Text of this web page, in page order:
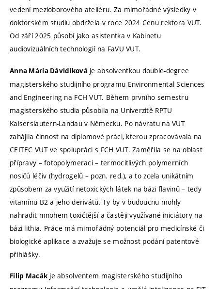
vedení mezioborového ateliéru. Za mimořádné výsledky v
doktorském studiu obdržela v roce 2024 Cenu rektora VUT.
Od září 2025 působí jako asistentka v Kabinetu
audiovizuálních technologií na FaVU VUT.
Anna Mária Dávidíkováje absolventkou double-degree
magisterského studijního programu Environmental Sciences
and Engineering na FCH VUT. Během prvního semestru
magisterského studia působila na Univerzitě RPTU
Kaiserslautern-Landau v Německu. Po návratu na VUT
zahájila činnost na diplomové práci, kterou zpracovávala na
CEITEC VUT ve spolupráci s FCH VUT. Zaměřila se na oblast
přípravy – fotopolymeraci – termocitlivých polymerních
nosičů léčiv (hydrogelů – pozn. red.), a to zcela unikátním
způsobem za využití netoxických látek na bázi flavinů – tedy
vitamínu B2 a jeho derivátů. Ty by v budoucnu mohly
nahradit mnohem toxičtější a častěji využívané iniciátory na
bázi lithia. Práce má mimořádný potenciál pro medicínské či
biologické aplikace a zvažuje se možnost podání patentové
přihlášky.
Filip Macák je absolventem magisterského studijního